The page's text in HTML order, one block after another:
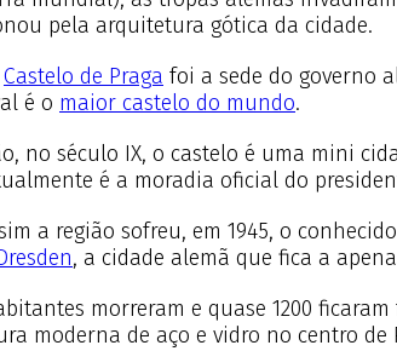
pela arquitetura gótica da cidade.
Castelo de Praga foi a sede do governo
é o maior castelo do mundo.
no século IX, o castelo é uma mini
é a moradia oficial do
a região sofreu, em 1945, o conhecido
, a cidade alemã que fica a
morreram e quase 1200
moderna de aço e vidro no centro